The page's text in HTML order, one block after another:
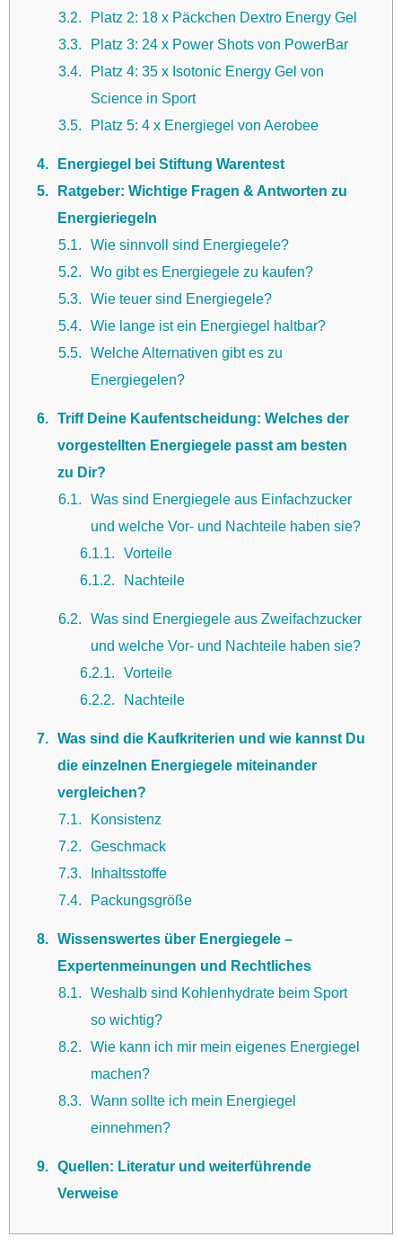
3.2
Platz 2: 18 x Päckchen Dextro Energy Gel
3.3
Platz 3: 24 x Power Shots von PowerBar
3.4
Platz 4: 35 x Isotonic Energy Gel von
Science in Sport
3.5
Platz 5: 4 x Energiegel von Aerobee
4
Energiegel bei Stiftung Warentest
5
Ratgeber: Wichtige Fragen & Antworten zu
Energieriegeln
5.1
Wie sinnvoll sind Energiegele?
5.2
Wo gibt es Energiegele zu kaufen?
5.3
Wie teuer sind Energiegele?
5.4
Wie lange ist ein Energiegel haltbar?
5.5
Welche Alternativen gibt es zu
Energiegelen?
6
Triff Deine Kaufentscheidung: Welches der
vorgestellten Energiegele passt am besten
zu Dir?
6.1
Was sind Energiegele aus Einfachzucker
und welche Vor- und Nachteile haben sie?
6.1.1
Vorteile
6.1.2
Nachteile
6.2
Was sind Energiegele aus Zweifachzucker
und welche Vor- und Nachteile haben sie?
6.2.1
Vorteile
6.2.2
Nachteile
7
Was sind die Kaufkriterien und wie kannst Du
die einzelnen Energiegele miteinander
vergleichen?
7.1
Konsistenz
7.2
Geschmack
7.3
Inhaltsstoffe
7.4
Packungsgröße
8
Wissenswertes über Energiegele –
Expertenmeinungen und Rechtliches
8.1
Weshalb sind Kohlenhydrate beim Sport
so wichtig?
8.2
Wie kann ich mir mein eigenes Energiegel
machen?
8.3
Wann sollte ich mein Energiegel
einnehmen?
9
Quellen: Literatur und weiterführende
Verweise